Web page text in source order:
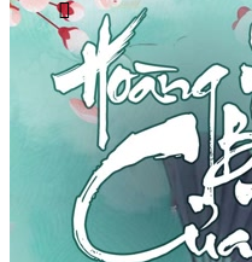
Hà Nội
Tp Hồ Chí Minh
Đà Nẵng
Hải Phòng
Vũng Tàu
Nha Trang
Đà Lạt
Cần Thơ
Quy Nhơn
Thừa Thiên Huế
Khác…